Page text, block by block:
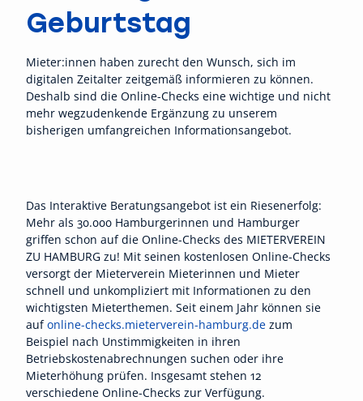
Geburtstag
Mieter:innen haben zurecht den Wunsch, sich im
digitalen Zeitalter zeitgemäß informieren zu können.
Deshalb sind die Online-Checks eine wichtige und nicht
mehr wegzudenkende Ergänzung zu unserem
bisherigen umfangreichen Informationsangebot.
Das Interaktive Beratungsangebot ist ein Riesenerfolg:
Mehr als 30.000 Hamburgerinnen und Hamburger
griffen schon auf die Online-Checks des MIETERVEREIN
ZU HAMBURG zu! Mit seinen kostenlosen Online-Checks
versorgt der Mieterverein Mieterinnen und Mieter
schnell und unkompliziert mit Informationen zu den
wichtigsten Mieterthemen. Seit einem Jahr können sie
aufonline-checks.mieterverein-hamburg.de zum
Beispiel nach Unstimmigkeiten in ihren
Betriebskostenabrechnungen suchen oder ihre
Mieterhöhung prüfen. Insgesamt stehen 12
verschiedene Online-Checks zur Verfügung.